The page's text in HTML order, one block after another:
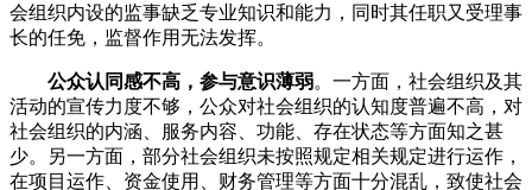
会组织内设的监事缺乏专业知识和能力，同时其任职又受理事
长的任免，监督作用无法发挥。
公众认同感不高，参与意识薄弱。一方面，社会组织及其
活动的宣传力度不够，公众对社会组织的认知度普遍不高，对
社会组织的内涵、服务内容、功能、存在状态等方面知之甚
少。另一方面，部分社会组织未按照规定相关规定进行运作，
在项目运作、资金使用、财务管理等方面十分混乱，致使社会